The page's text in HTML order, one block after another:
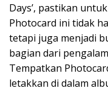
Days’, pastikan
Photocard ini tidak
tetapi juga menjadi
bagian dari
Tempatkan
letakkan di dalam